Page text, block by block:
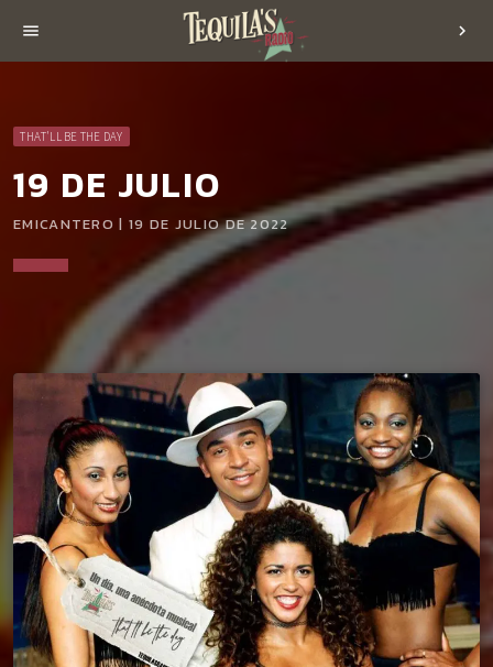
menu chevron_right
THAT'LL BE THE DAY
19 DE JULIO
EMICANTERO | 19 DE JULIO DE 2022